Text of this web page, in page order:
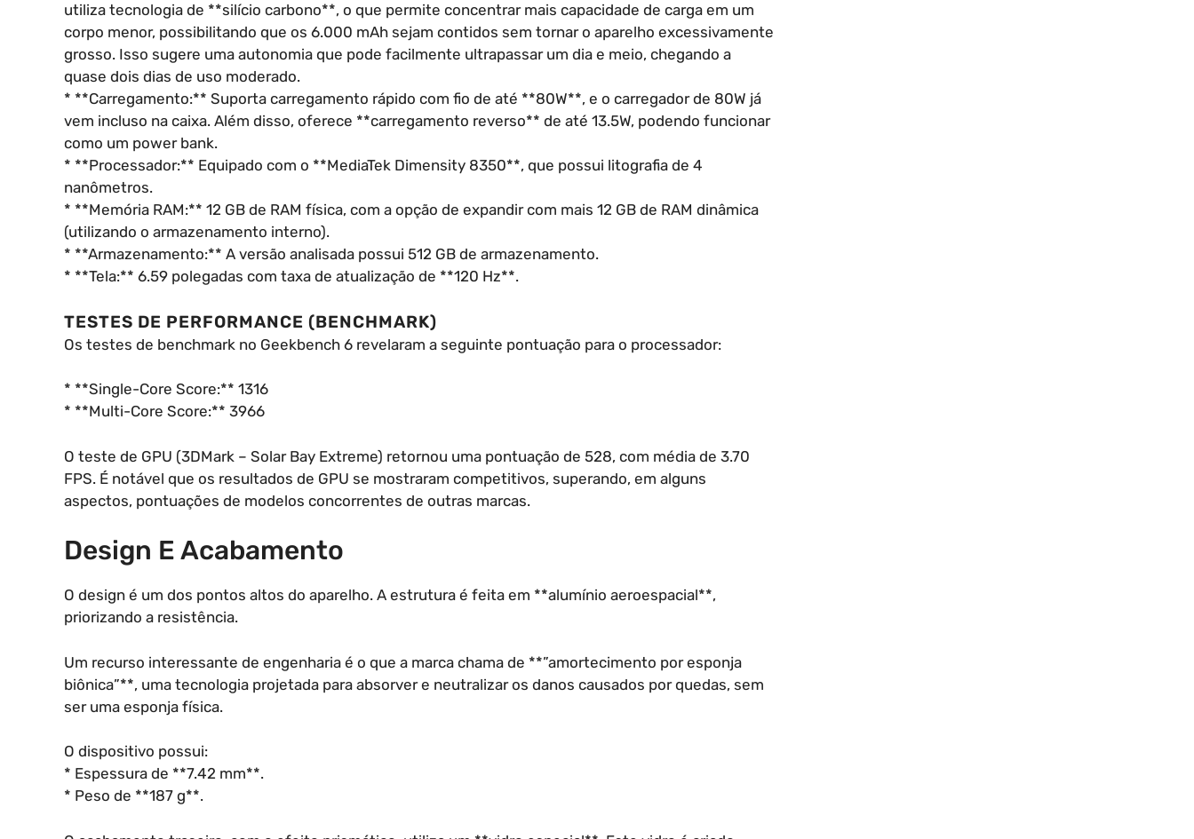
utiliza tecnologia de **silício carbono**, o que permite concentrar mais capacidade de carga em um
corpo menor, possibilitando que os 6.000 mAh sejam contidos sem tornar o aparelho excessivamente
grosso. Isso sugere uma autonomia que pode facilmente ultrapassar um dia e meio, chegando a
quase dois dias de uso moderado.
* **Carregamento:** Suporta carregamento rápido com fio de até **80W**, e o carregador de 80W já
vem incluso na caixa. Além disso, oferece **carregamento reverso** de até 13.5W, podendo funcionar
como um power bank.
* **Processador:** Equipado com o **MediaTek Dimensity 8350**, que possui litografia de 4
nanômetros.
* **Memória RAM:** 12 GB de RAM física, com a opção de expandir com mais 12 GB de RAM dinâmica
(utilizando o armazenamento interno).
* **Armazenamento:** A versão analisada possui 512 GB de armazenamento.
* **Tela:** 6.59 polegadas com taxa de atualização de **120 Hz**.
TESTES DE PERFORMANCE (BENCHMARK)
Os testes de benchmark no Geekbench 6 revelaram a seguinte pontuação para o processador:
* **Single-Core Score:** 1316
* **Multi-Core Score:** 3966
O teste de GPU (3DMark – Solar Bay Extreme) retornou uma pontuação de 528, com média de 3.70
FPS. É notável que os resultados de GPU se mostraram competitivos, superando, em alguns
aspectos, pontuações de modelos concorrentes de outras marcas.
Design E Acabamento
O design é um dos pontos altos do aparelho. A estrutura é feita em **alumínio aeroespacial**,
priorizando a resistência.
Um recurso interessante de engenharia é o que a marca chama de **”amortecimento por esponja
biônica”**, uma tecnologia projetada para absorver e neutralizar os danos causados por quedas, sem
ser uma esponja física.
O dispositivo possui:
* Espessura de **7.42 mm**.
* Peso de **187 g**.